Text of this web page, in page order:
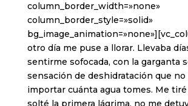
column_border_width=»none»
column_border_style=»solid»
otro día me puse a llorar. Llevaba
sentirme sofocada, con la garganta
sensación de deshidratación que
importar cuánta agua tomes. Me tiré
solté la primera lágrima, no me